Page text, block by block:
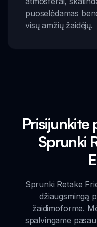
puoselėdamas
visų amžių žaidėjų.
Prisijunkite
Sprunki
Sprunki Retake
džiaugsmingą
žaidimoforme.
spalvingame